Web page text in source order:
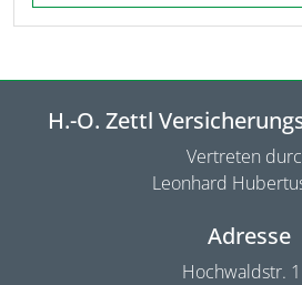
H.-O. Zettl
Vertreten
Leonhard
Adresse
Hochwaldstr.